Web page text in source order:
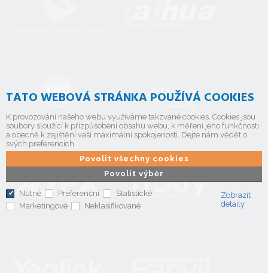
TATO WEBOVÁ STRÁNKA POUŽÍVÁ COOKIES
K provozování našeho webu využíváme takzvané cookies. Cookies jsou
soubory sloužící k přizpůsobení obsahu webu, k měření jeho funkčnosti
a obecně k zajištění vaší maximální spokojenosti. Dejte nám vědět o
svých preferencích.
Povolit výběr
Povolit všechny cookies
Nutné Preferenční
Statistické
Marketingové
Neklasifikované
Zobrazit
detaily